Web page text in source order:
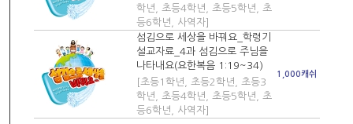
학년, 초등4학년, 초등5학년, 초
등6학년, 사역자]
섬김으로 세상을 바꿔요_학령기
설교자료_4과 섬김으로 주님을
나타내요(요한복음 1:19~34)
[초등1학년, 초등2학년, 초등3
학년, 초등4학년, 초등5학년, 초
등6학년, 사역자]
1,000캐쉬